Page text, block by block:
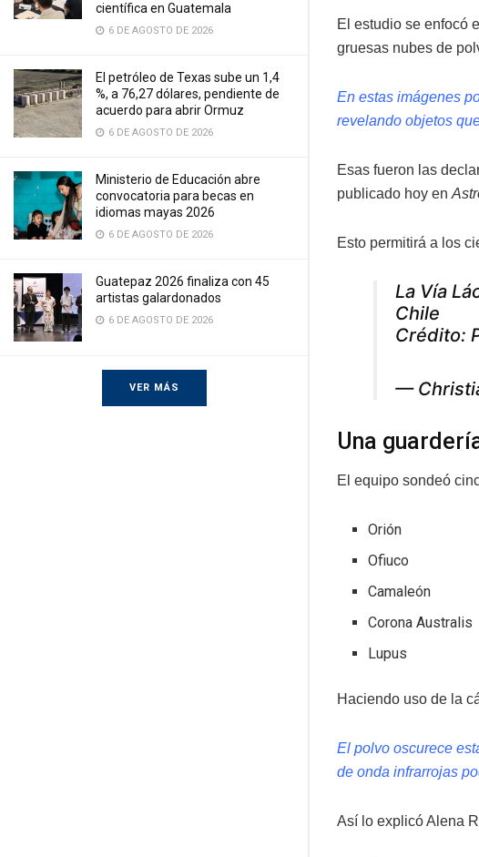
científica en Guatemala
6 DE AGOSTO DE 2026
El petróleo de Texas sube un 1,4
%, a 76,27 dólares, pendiente de
acuerdo para abrir Ormuz
6 DE AGOSTO DE 2026
Ministerio de Educación abre
convocatoria para becas en
idiomas mayas 2026
6 DE AGOSTO DE 2026
Guatepaz 2026 finaliza con 45
artistas galardonados
6 DE AGOSTO DE 2026
VER MÁS
El estudio se enfocó
gruesas nubes de
En estas imágenes
revelando objetos
Esas fueron las
publicado hoy en
Esto permitirá a los
La Vía
Chile
Crédito:
—
Una
El equipo sondeó
Orión
Ofiuco
Camaleón
Corona Australis
Lupus
Haciendo uso de la
El polvo oscurece
de onda infrarrojas
Así lo explicó Alena